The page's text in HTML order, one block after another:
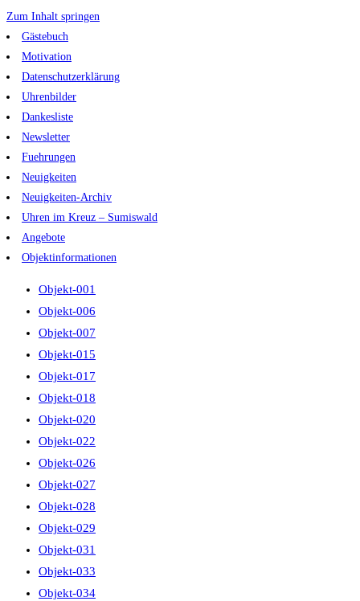
Zum Inhalt springen
Gästebuch
Motivation
Datenschutzerklärung
Uhrenbilder
Dankesliste
Newsletter
Fuehrungen
Neuigkeiten
Neuigkeiten-Archiv
Uhren im Kreuz – Sumiswald
Angebote
Objektinformationen
Objekt-001
Objekt-006
Objekt-007
Objekt-015
Objekt-017
Objekt-018
Objekt-020
Objekt-022
Objekt-026
Objekt-027
Objekt-028
Objekt-029
Objekt-031
Objekt-033
Objekt-034